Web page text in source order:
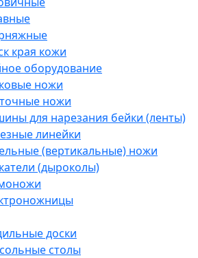
края кожи
оборудование
ножи
ножи
для нарезания бейки (ленты)
линейки
(вертикальные) ножи
(дыроколы)
доски
столы